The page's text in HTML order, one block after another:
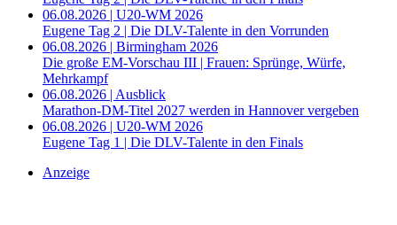
06.08.2026 | U20-WM 2026
Eugene Tag 2 | Die DLV-Talente in den Vorrunden
06.08.2026 | Birmingham 2026
Die große EM-Vorschau III | Frauen: Sprünge, Würfe,
Mehrkampf
06.08.2026 | Ausblick
Marathon-DM-Titel 2027 werden in Hannover vergeben
06.08.2026 | U20-WM 2026
Eugene Tag 1 | Die DLV-Talente in den Finals
Anzeige